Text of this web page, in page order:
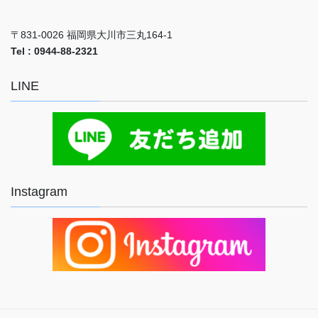
〒831-0026 福岡県大川市三丸164-1
Tel : 0944-88-2321
LINE
Instagram